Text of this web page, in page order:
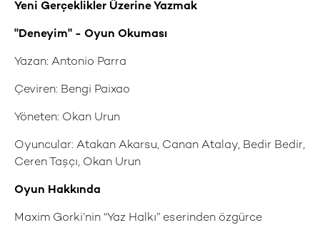
Yeni Gerçeklikler Üzerine Yazmak
"Deneyim" - Oyun Okuması
Yazan: Antonio Parra
Çeviren: Bengi Paixao
Yöneten: Okan Urun
Oyuncular: Atakan Akarsu, Canan Atalay, Bedir Bedir,
Ceren Taşçı, Okan Urun
Oyun Hakkında
Maxim Gorki’nin “Yaz Halkı” eserinden özgürce